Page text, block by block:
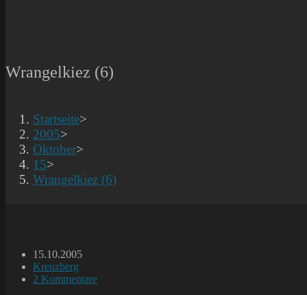
Wrangelkiez (6)
Startseite>
2005>
Oktober>
15>
Wrangelkiez (6)
Beitrag
veröffentlicht:
15.10.2005
Beitrags-
Kategorie:
Kreuzberg
Beitrags-
2 Kommentare